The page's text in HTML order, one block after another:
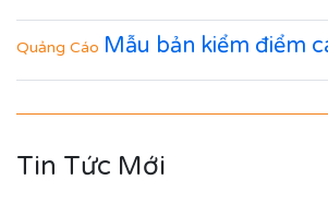
Quảng Cáo Mẫu bản kiểm điểm
Tin Tức Mới